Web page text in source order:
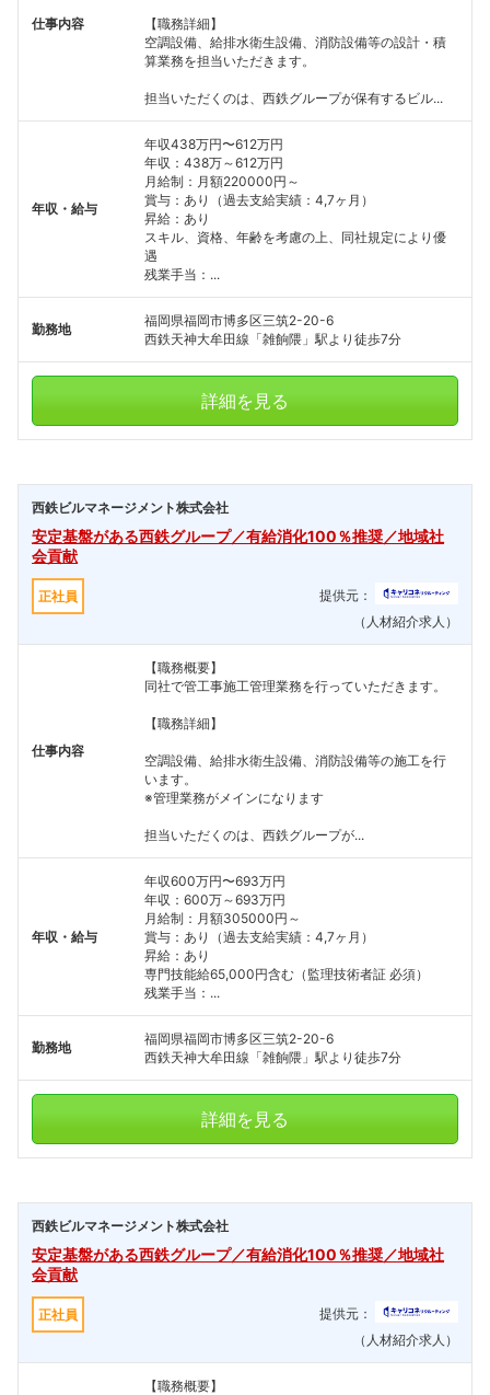
仕事内容
【職務詳細】
空調設備、給排水衛生設備、消防設備等の設計・積
算業務を担当いただきます。
担当いただくのは、西鉄グループが保有するビル...
年収・給与
年収438万円〜612万円
年収：438万～612万円
月給制：月額220000円～
賞与：あり（過去支給実績：4,7ヶ月）
昇給：あり
スキル、資格、年齢を考慮の上、同社規定により優
遇
残業手当：...
勤務地
福岡県福岡市博多区三筑2-20-6
西鉄天神大牟田線「雑餉隈」駅より徒歩7分
詳細を見る
西鉄ビルマネージメント株式会社
安定基盤がある西鉄グループ／有給消化100％推奨／地域社
会貢献
正社員
提供元：
（人材紹介求人）
仕事内容
【職務概要】
同社で管工事施工管理業務を行っていただきます。
【職務詳細】
空調設備、給排水衛生設備、消防設備等の施工を行
います。
※管理業務がメインになります
担当いただくのは、西鉄グループが...
年収・給与
年収600万円〜693万円
年収：600万～693万円
月給制：月額305000円～
賞与：あり（過去支給実績：4,7ヶ月）
昇給：あり
専門技能給65,000円含む（監理技術者証 必須）
残業手当：...
勤務地
福岡県福岡市博多区三筑2-20-6
西鉄天神大牟田線「雑餉隈」駅より徒歩7分
詳細を見る
西鉄ビルマネージメント株式会社
安定基盤がある西鉄グループ／有給消化100％推奨／地域社
会貢献
正社員
提供元：
（人材紹介求人）
【職務概要】